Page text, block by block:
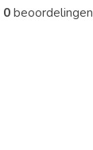
0beoordelingen